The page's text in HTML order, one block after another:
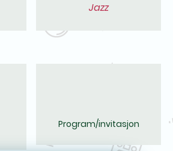
Jazz
Program/invitasjon